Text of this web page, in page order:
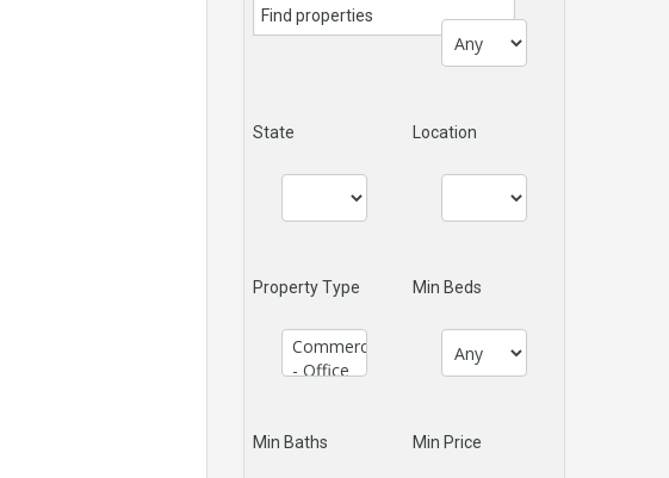
State Location
Property Type Min Beds
Min Baths Min Price